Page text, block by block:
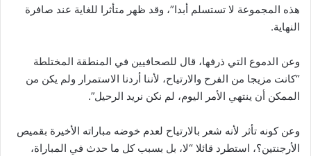
هذه المجموعة لا تستسلم أبدا”، وقد ظهر متأثرا للغاية عند صافرة
النهاية.
وعن الدموع التي ذرفها، قال للصحافيين في المنطقة المختلطة
“كانت مزيجا من الفرح والارتياح، لأننا أردنا الاستمرار ولم يكن من
الممكن أن ينتهي الأمر اليوم، لم نكن نريد الرحيل”.
وعن كونه تأثر لأنه شعر بالارتياح لعدم خوضه مباراته الأخيرة بقميص
الأرجنتين؟، استطرد قائلا “لا، بل بسبب كل ما حدث في المباراة،